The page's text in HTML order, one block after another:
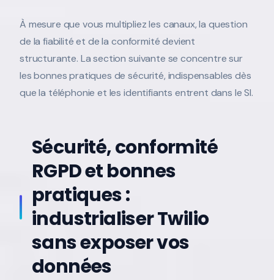
À mesure que vous multipliez les canaux, la question
de la fiabilité et de la conformité devient
structurante. La section suivante se concentre sur
les bonnes pratiques de sécurité, indispensables dès
que la téléphonie et les identifiants entrent dans le SI.
Sécurité, conformité
RGPD et bonnes
pratiques :
industrialiser Twilio
sans exposer vos
données